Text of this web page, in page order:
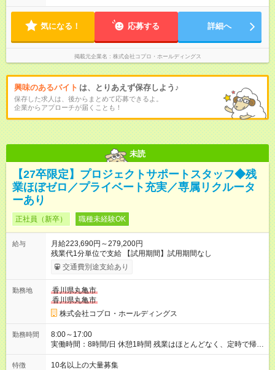
方を大切にしています。
気になる！ 応募する 詳細へ
掲載元企業名 株式会社コプロ・ホールディングス
興味のあるバイト は、とりあえず保存しよう♪
保存した求人は、後からまとめて応募できるよ。
企業からアプローチが届くことも！
未読
【27卒限定】プロジェクトサポートスタッフ◆残
業ほぼゼロ／プライベート充実／専属リクルータ
ーあり
正社員（新卒） 職種未経験OK
給与
月給223,690円～279,200円
残業代1分単位で支給 【試用期間】試用期間なし
交通費別途支給あり
勤務地
香川県丸亀市
香川県丸亀市
株式会社コプロ・ホールディングス
勤務時間
8:00～17:00
実働時間：8時間/日 休憩1時間 残業はほとんどなく、定時で帰れ
る日が多い働き方です。 毎日の業務は進捗管理や事務が中心な
ので、 「今日やるべき仕事」が終われば、自然と区切りをつけ
特徴 10名以上の大量募集